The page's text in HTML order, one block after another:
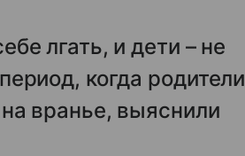
лгать, и дети – не
когда родители
вранье, выяснили